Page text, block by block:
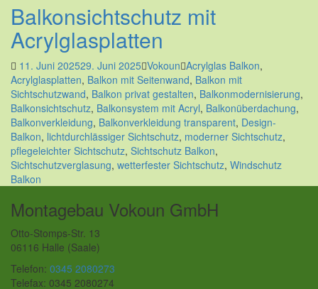
Balkonsichtschutz mit
Acrylglasplatten
11. Juni 202529. Juni 2025 Vokoun Acrylglas Balkon,
Acrylglasplatten, Balkon mit Seitenwand, Balkon mit
Sichtschutzwand, Balkon privat gestalten, Balkonmodernisierung,
Balkonsichtschutz, Balkonsystem mit Acryl, Balkonüberdachung,
Balkonverkleidung, Balkonverkleidung transparent, Design-
Balkon, lichtdurchlässiger Sichtschutz, moderner Sichtschutz,
pflegeleichter Sichtschutz, Sichtschutz Balkon,
Sichtschutzverglasung, wetterfester Sichtschutz, Windschutz
Balkon
Montagebau Vokoun GmbH
Otto-Stomps-Str. 13
06116 Halle (Saale)
Telefon: 0345 2080273
Telefax: 0345 2080274